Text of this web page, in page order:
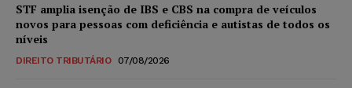
STF amplia isenção de IBS e CBS na compra de veículos
novos para pessoas com deficiência e autistas de todos os
níveis
DIREITO TRIBUTÁRIO 07/08/2026